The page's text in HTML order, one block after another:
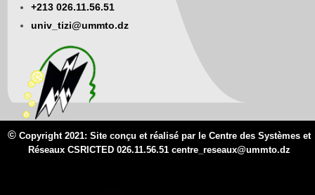
+213 026.11.56.51
univ_tizi@ummto.dz
© Copyright 2021: Site conçu et réalisé par le Centre des Systèmes et
Réseaux CSRICTED 026.11.56.51 centre_reseaux@ummto.dz